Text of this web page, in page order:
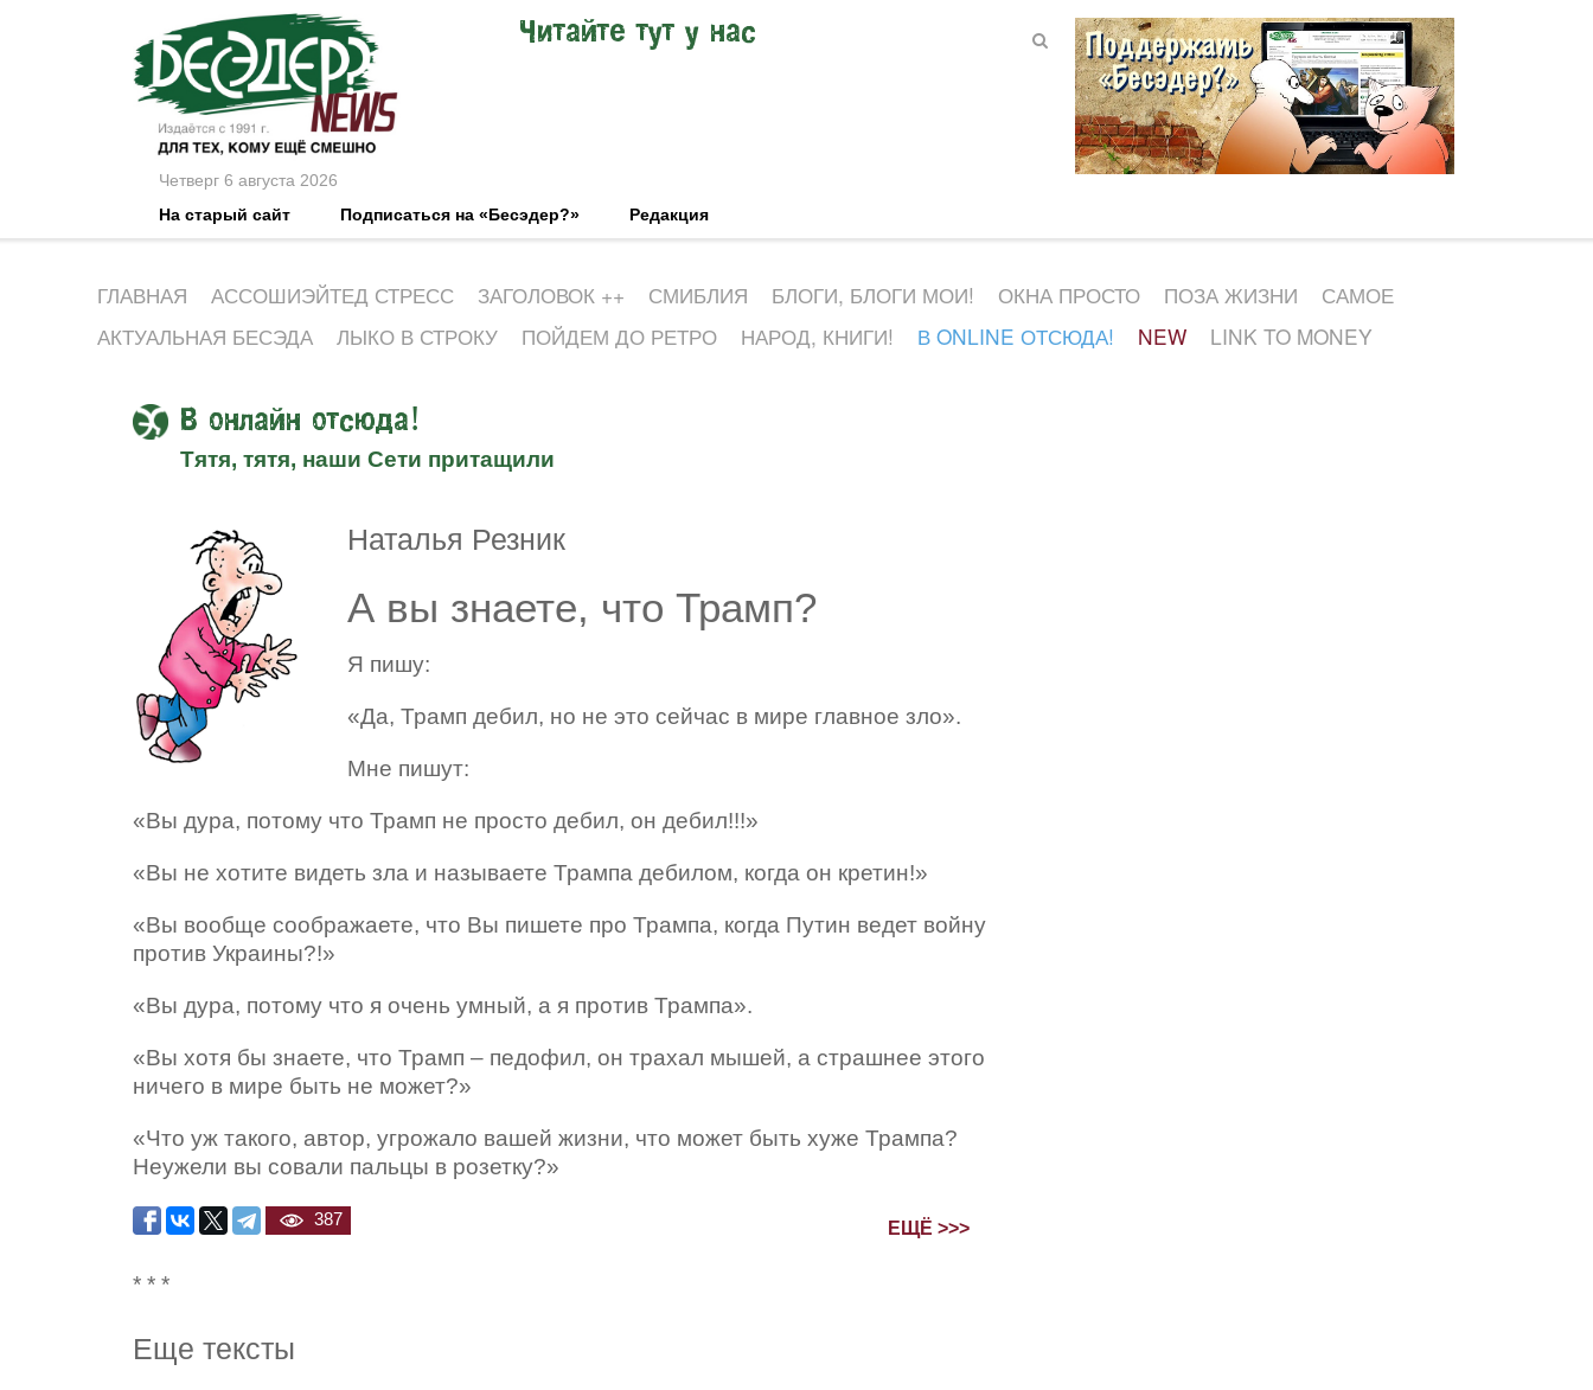
Четверг 6 августа 2026
Читайте тут у нас
На старый сайт Подписаться на «Бесэдер?» Редакция
ГЛАВНАЯ АССОШИЭЙТЕД СТРЕСС ЗАГОЛОВОК ++ СМИБЛИЯ БЛОГИ, БЛОГИ МОИ! ОКНА ПРОСТО ПОЗА ЖИЗНИ
САМОЕ
АКТУАЛЬНАЯ БЕСЭДА
ЛЫКО В СТРОКУ ПОЙДЕМ ДО РЕТРО НАРОД, КНИГИ! В ONLINE ОТСЮДА! NEW LINK TO MONEY
В онлайн отсюда!
Тятя, тятя, наши Сети притащили
Наталья Резник
А вы знаете, что Трамп?
Я пишу:
«Да, Трамп дебил, но не это сейчас в мире главное зло».
Мне пишут:
«Вы дура, потому что Трамп не просто дебил, он дебил!!!»
«Вы не хотите видеть зла и называете Трампа дебилом, когда он кретин!»
«Вы вообще соображаете, что Вы пишете про Трампа, когда Путин ведет войну
против Украины?!»
«Вы дура, потому что я очень умный, а я против Трампа».
«Вы хотя бы знаете, что Трамп – педофил, он трахал мышей, а страшнее этого
ничего в мире быть не может?»
«Что уж такого, автор, угрожало вашей жизни, что может быть хуже Трампа?
Неужели вы совали пальцы в розетку?»
387 ЕЩЁ >>>
* * *
Еще тексты